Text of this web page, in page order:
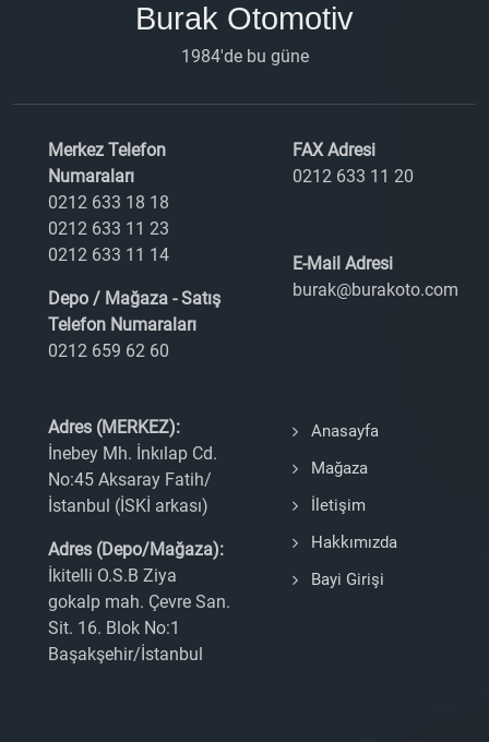
Burak Otomotiv
1984'de bu güne
Merkez Telefon
Numaraları
0212 633 18 18
0212 633 11 23
0212 633 11 14
Depo / Mağaza - Satış
Telefon Numaraları
0212 659 62 60
FAX Adresi
0212 633 11 20
E-Mail Adresi
burak@burakoto.com
Adres (MERKEZ):
İnebey Mh. İnkılap Cd.
No:45 Aksaray Fatih/
İstanbul (İSKİ arkası)
Adres (Depo/Mağaza):
İkitelli O.S.B Ziya
gokalp mah. Çevre San.
Sit. 16. Blok No:1
Başakşehir/İstanbul
Anasayfa
Mağaza
İletişim
Hakkımızda
Bayi Girişi